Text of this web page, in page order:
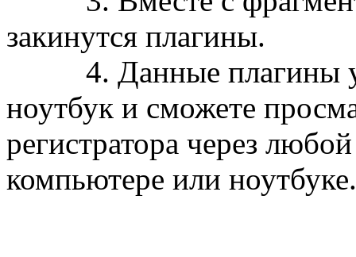
закинутся плагины.
4. Данные плагины
ноутбук и сможете
регистратора через
компьютере или ноутбуке.